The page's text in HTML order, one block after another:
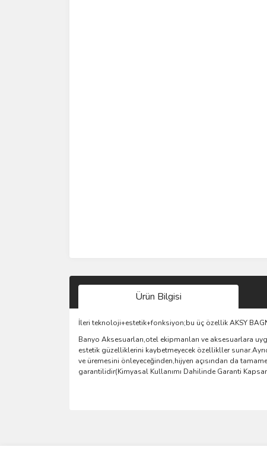
Ürün Bilgisi
İleri teknoloji+estetik+fonksiyon;bu üç özellik AKSY
Banyo Aksesuarları,otel ekipmanları ve aksesuarlara
estetik güzelliklerini kaybetmeyecek özellikller
ve üremesini önleyeceğinden,hijyen açısından da
garantilidir(Kimyasal Kullanımı Dahilinde Garanti